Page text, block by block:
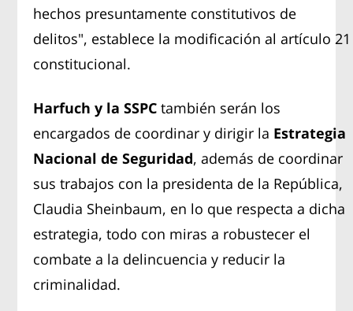
hechos presuntamente constitutivos de
delitos", establece la modificación al artículo 21
constitucional.
Harfuch y la SSPC también serán los
encargados de coordinar y dirigir la Estrategia
Nacional de Seguridad, además de coordinar
sus trabajos con la presidenta de la República,
Claudia Sheinbaum, en lo que respecta a dicha
estrategia, todo con miras a robustecer el
combate a la delincuencia y reducir la
criminalidad.